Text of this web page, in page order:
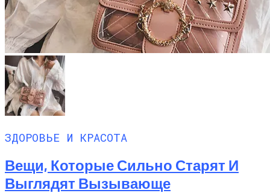
ЗДОРОВЬЕ И КРАСОТА
Вещи, Которые Сильно Старят И
Выглядят Вызывающе